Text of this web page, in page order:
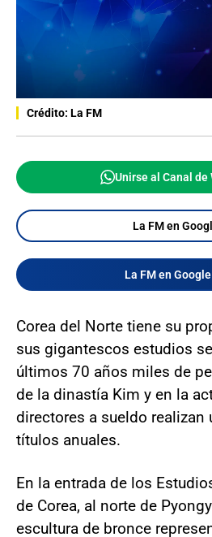
Crédito: La FM
Unirse al Canal de
La FM en
La FM en
Corea del Norte tiene su
sus gigantescos estudios
últimos 70 años miles de
de la dinastía Kim y en la
directores a sueldo realizan
títulos anuales.
En la entrada de los
de Corea, al norte de
escultura de bronce